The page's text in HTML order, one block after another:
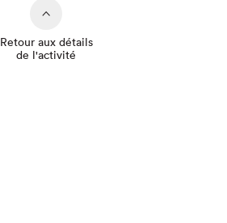
Retour aux détails
de l'activité